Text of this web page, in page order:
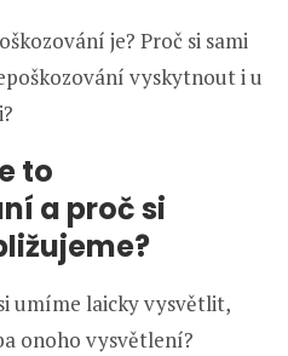
je? Proč si sami
vyskytnout i u
to
a proč si
umíme laicky vysvětlit,
onoho vysvětlení?